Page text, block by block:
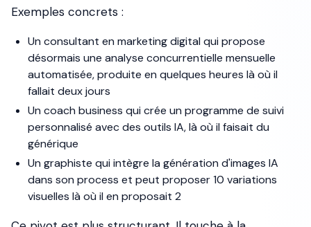
Exemples concrets :
Un consultant en marketing digital qui propose
désormais une analyse concurrentielle mensuelle
automatisée, produite en quelques heures là où il
fallait deux jours
Un coach business qui crée un programme de suivi
personnalisé avec des outils IA, là où il faisait du
générique
Un graphiste qui intègre la génération d'images IA
dans son process et peut proposer 10 variations
visuelles là où il en proposait 2